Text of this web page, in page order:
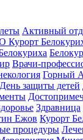
Активный
Курорт
Врачи-
Горный
День защиты детей
Здравница
Ежов Курорт
процедуры